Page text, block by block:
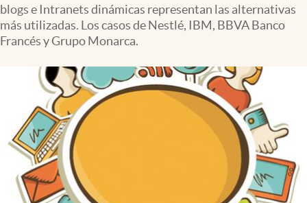
Infotechnology
Mundial 2026
Eventos Corporativos
El Cronista Studio
Mediakit
blogs e Intranets dinámicas representan las alternativas
más utilizadas. Los casos de Nestlé, IBM, BBVA Banco
Francés y Grupo Monarca.